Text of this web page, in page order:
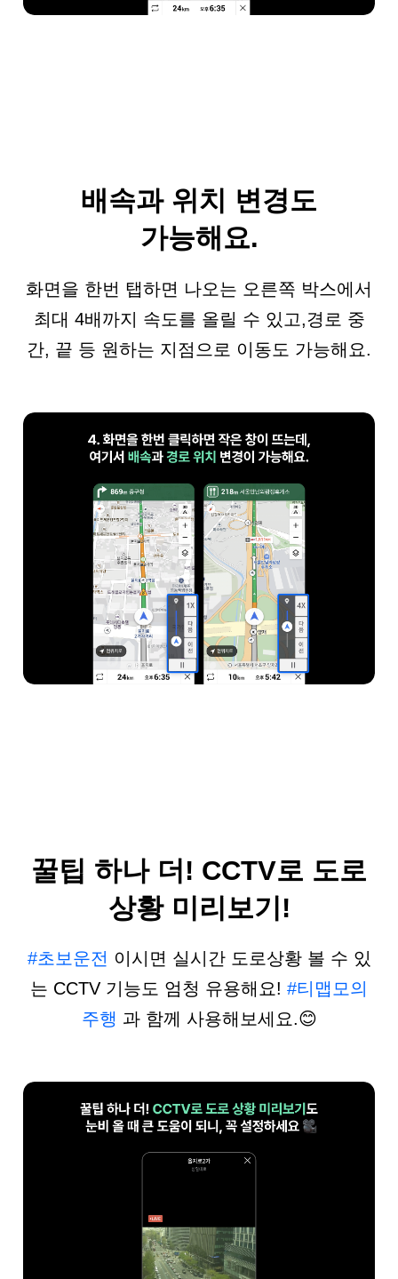
배속과 위치 변경도
가능해요.
화면을 한번 탭하면 나오는 오른쪽 박스에서
최대 4배까지 속도를 올릴 수 있고,경로 중
간, 끝 등 원하는 지점으로 이동도 가능해요.
꿀팁 하나 더! CCTV로 도로
상황 미리보기!
#초보운전 이시면 실시간 도로상황볼 수 있
는 CCTV 기능도 엄청 유용해요! #티맵모의
주행 과 함께 사용해보세요.😊